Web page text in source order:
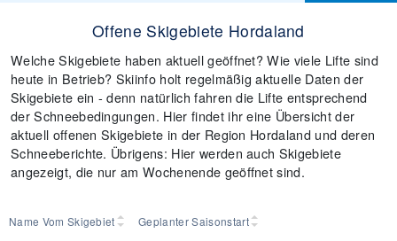
Offene Skigebiete Hordaland
Welche Skigebiete haben aktuell geöffnet? Wie viele Lifte sind
heute in Betrieb? Skiinfo holt regelmäßig aktuelle Daten der
Skigebiete ein - denn natürlich fahren die Lifte entsprechend
der Schneebedingungen. Hier findet ihr eine Übersicht der
aktuell offenen Skigebiete in der Region Hordaland und deren
Schneeberichte. Übrigens: Hier werden auch Skigebiete
angezeigt, die nur am Wochenende geöffnet sind.
Name Vom Skigebiet Geplanter Saisonstart